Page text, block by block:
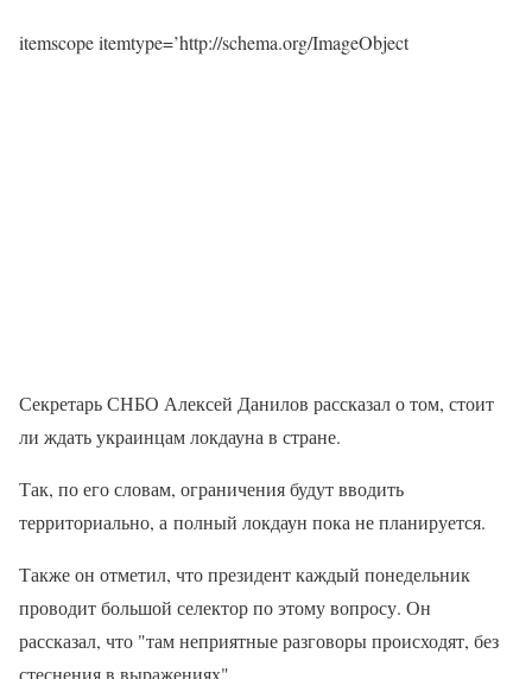
itemscope itemtype=’http://schema.org/ImageObject
Секретарь СНБО Алексей Данилов рассказал о том, стоит
ли ждать украинцам локдауна в стране.
Так, по его словам, ограничения будут вводить
территориально, а полный локдаун пока не планируется.
Также он отметил, что президент каждый понедельник
проводит большой селектор по этому вопросу. Он
рассказал, что "там неприятные разговоры происходят, без
стеснения в выражениях".